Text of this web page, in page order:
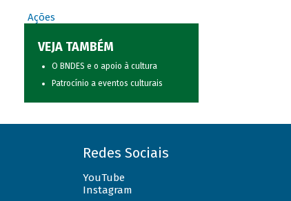
Ações
VEJA TAMBÉM
O BNDES e o apoio à cultura
Patrocínio a eventos culturais
Redes Sociais
YouTube
Instagram